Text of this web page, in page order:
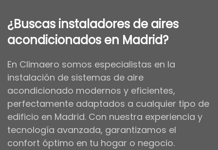
¿Buscas instaladores de aires
acondicionados en Madrid?
En Climaero somos especialistas en la
instalación de sistemas de aire
acondicionado modernos y eficientes,
perfectamente adaptados a cualquier tipo de
edificio en Madrid. Con nuestra experiencia y
tecnología avanzada, garantizamos el
confort óptimo en tu hogar o negocio.